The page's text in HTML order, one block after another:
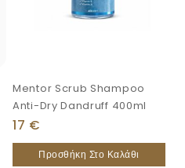
Mentor Scrub Shampoo
Anti-Dry Dandruff 400ml
17 €
Προσθήκη Στο Καλάθι